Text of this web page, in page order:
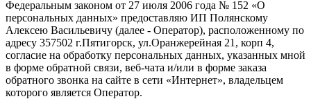
Федеральным законом от 27 июля 2006 года № 152 «О
персональных данных» предоставляю ИП Полянскому
Алексею Васильевичу (далее - Оператор), расположенному по
адресу 357502 г.Пятигорск, ул.Оранжерейная 21, корп 4,
согласие на обработку персональных данных, указанных мной
в форме обратной связи, веб-чата и/или в форме заказа
обратного звонка на сайте в сети «Интернет», владельцем
которого является Оператор.